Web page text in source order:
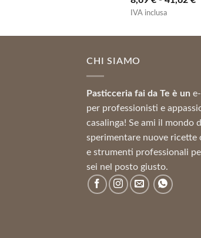
IVA inclusa
CHI SIAMO
Pasticceria fai da Te è un
per professionisti e
casalinga! Se ami il mondo
sperimentare nuove ricette
e strumenti professionali
sei nel posto giusto.